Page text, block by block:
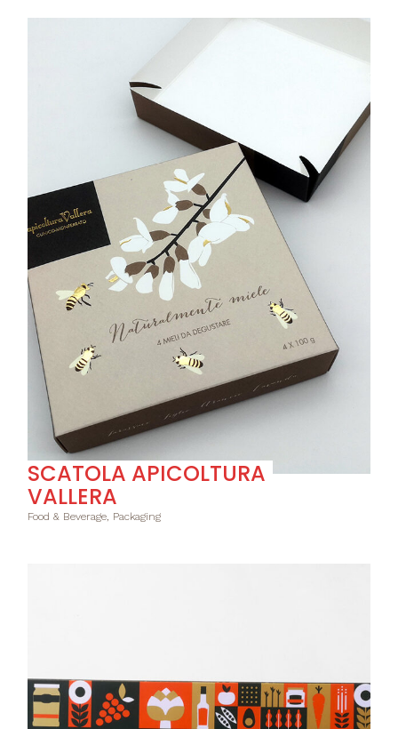
SCATOLA APICOLTURA
VALLERA
Food & Beverage, Packaging